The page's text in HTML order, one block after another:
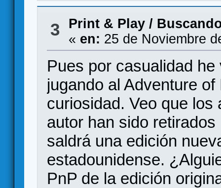
3 Print & Play/
« en: 25 de Noviembre
Pues por casualidad
jugando al Adventure
curiosidad. Veo que
autor han sido
saldrá una edición
estadounidense.
PnP de la edición